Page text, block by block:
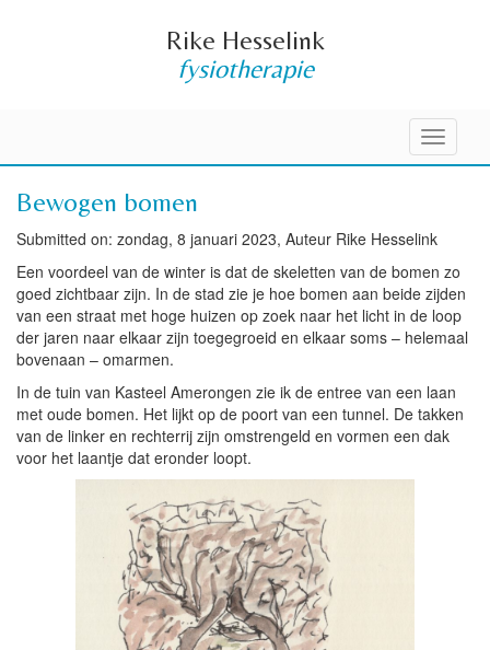
Rike Hesselink
fysiotherapie
Toggle
Bewogen bomen
Submitted on: zondag, 8 januari 2023, Auteur Rike Hesselink
Een voordeel van de winter is dat de skeletten van de bomen zo
goed zichtbaar zijn. In de stad zie je hoe bomen aan beide zijden
van een straat met hoge huizen op zoek naar het licht in de loop
der jaren naar elkaar zijn toegegroeid en elkaar soms – helemaal
bovenaan – omarmen.
In de tuin van Kasteel Amerongen zie ik de entree van een laan
met oude bomen. Het lijkt op de poort van een tunnel. De takken
van de linker en rechterrij zijn omstrengeld en vormen een dak
voor het laantje dat eronder loopt.